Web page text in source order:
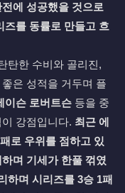
에 성공했을 것으로
즈를 동률로 만들고 흐
탄한 수비와 골리진,
은 성적을 거두며 플
이슨 로버트슨 등을 중
강점입니다. 최근 에
로 우위를 점하고 있
며 기세가 한풀 꺾였
하며 시리즈를 3승 1패